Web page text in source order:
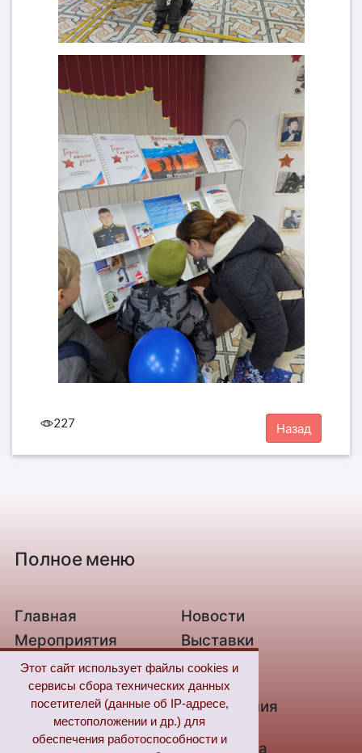
227
Этот сайт использует файлы cookies и
сервисы сбора технических данных
посетителей (данные об IP-адресе,
местоположении и др.) для
обеспечения работоспособности и
Полное меню
Главная
Новости
Мероприятия
Выставки
О библиотеке
Контакты
Связь с нами
Новые
поступления
Из жизни незрячих
Цифровая
библиотека